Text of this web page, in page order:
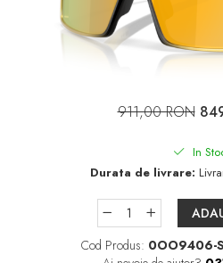
Accesorii lentile dure
Accesorii lentile moi
Pachete întreținere lentile moi
Pachete întreținere lentile
dure/ RGP/ Ortho-K
PACHETE LENTILE DE
Lentile sferice
911,00 RON
In
Durata de livrare:
Cod Produs: 0OO9406-